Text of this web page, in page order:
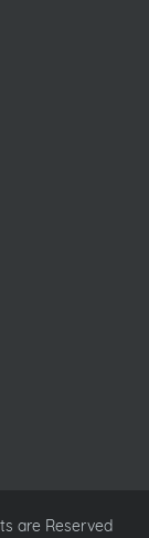
are Reserved